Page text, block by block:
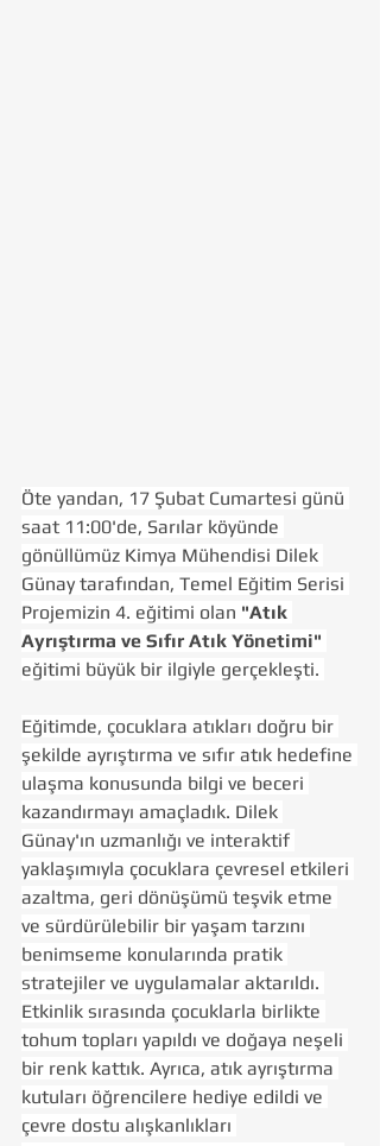
Öte yandan, 17 Şubat Cumartesi günü
saat 11:00'de, Sarılar köyünde
gönüllümüz Kimya Mühendisi Dilek
Günay tarafından, Temel Eğitim Serisi
Projemizin 4. eğitimi olan "Atık
Ayrıştırma ve Sıfır Atık Yönetimi"
eğitimi büyük bir ilgiyle gerçekleşti.
Eğitimde, çocuklara atıkları doğru bir
şekilde ayrıştırma ve sıfır atık hedefine
ulaşma konusunda bilgi ve beceri
kazandırmayı amaçladık. Dilek
Günay'ın uzmanlığı ve interaktif
yaklaşımıyla çocuklara çevresel etkileri
azaltma, geri dönüşümü teşvik etme
ve sürdürülebilir bir yaşam tarzını
benimseme konularında pratik
stratejiler ve uygulamalar aktarıldı.
Etkinlik sırasında çocuklarla birlikte
tohum topları yapıldı ve doğaya neşeli
bir renk kattık. Ayrıca, atık ayrıştırma
kutuları öğrencilere hediye edildi ve
çevre dostu alışkanlıkları